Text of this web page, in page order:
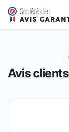
Note globale : 9,9
9,9/10
Avis